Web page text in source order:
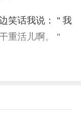
实的地方，哪怕
拾行李，拖着
刻都不想待下
笑话我说： " 我
重活儿啊。 "